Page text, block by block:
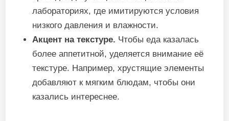
лабораториях, где имитируются условия
низкого давления и влажности.
Акцент на текстуре. Чтобы еда казалась
более аппетитной, уделяется внимание её
текстуре. Например, хрустящие элементы
добавляют к мягким блюдам, чтобы они
казались интереснее.